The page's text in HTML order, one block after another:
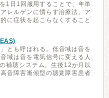
1日1回服用することで、年単
レルゲンに慣らす治療法。ア
に症状を起こらなくすること
とも呼ばれる。低音域は音を
域は音を電気信号に変える人
補聴システム。生後12か月以
音障害漸傾型の聴覚障害患者